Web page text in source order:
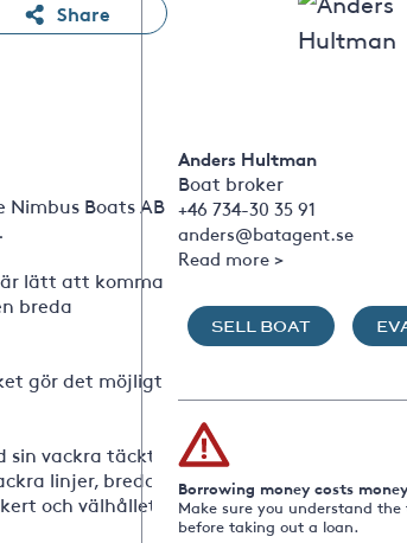
Share
Boats AB
är lätt att komma
breda
gör det möjligt
vackra täckta
linjer, breda
och välhållet
Anders Hultman
Boat broker
+46 734-30 35 91
anders@batagent.se
Read more >
SELL BOAT
Borrowing money costs
Make sure you understand
before taking out a loan.